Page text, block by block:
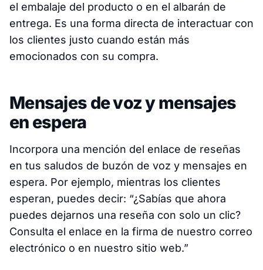
el embalaje del producto o en el albarán de
entrega. Es una forma directa de interactuar con
los clientes justo cuando están más
emocionados con su compra.
Mensajes de voz y mensajes
en espera
Incorpora una mención del enlace de reseñas
en tus saludos de buzón de voz y mensajes en
espera. Por ejemplo, mientras los clientes
esperan, puedes decir: “¿Sabías que ahora
puedes dejarnos una reseña con solo un clic?
Consulta el enlace en la firma de nuestro correo
electrónico o en nuestro sitio web.”